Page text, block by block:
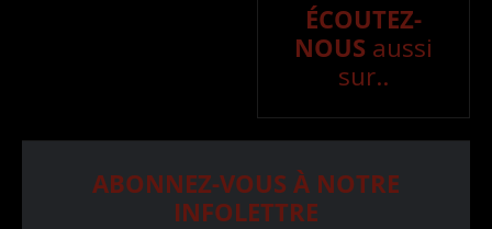
ÉCOUTEZ-
NOUS aussi
sur..
ABONNEZ-VOUS À NOTRE
INFOLETTRE